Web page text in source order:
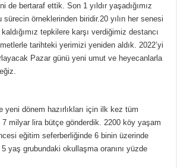
de bertaraf ettik. Son 1 yıldır yaşadığımız
örneklerinden biridir.20 yılın her senesi
tepkilere karşı verdiğimiz destancı
tarihteki yerimizi yeniden aldık. 2022’yi
Pazar günü yeni umut ve heyecanlarla
yeni dönem hazırlıkları için ilk kez tüm
7 milyar lira bütçe gönderdik. 2200 köy yaşam
eğitim seferberliğinde 6 binin üzerinde
yaş grubundaki okullaşma oranını yüzde